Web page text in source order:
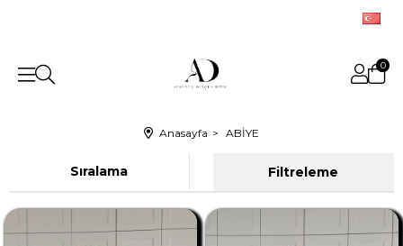
0
Anasayfa ABİYE
Filtreleme
Sıralama